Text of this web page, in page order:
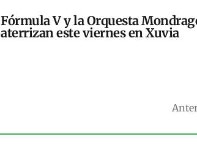
Fórmula V y la Orquesta
aterrizan este viernes en Xuvia